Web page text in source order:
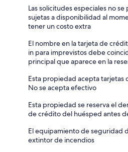
Las solicitudes especiales no
sujetas a disponibilidad al
tener un costo extra
El nombre en la tarjeta de
in para imprevistos debe
principal que aparece en la
Esta propiedad acepta
No se acepta efectivo
Esta propiedad se reserva el
de crédito del huésped antes
El equipamiento de seguridad
extintor de incendios